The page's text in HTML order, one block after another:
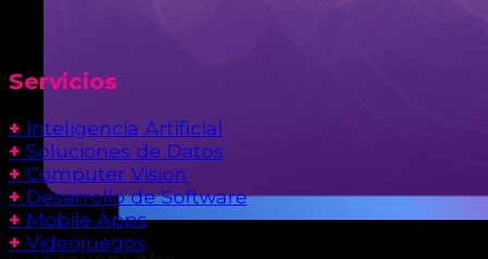
Servicios
+ Inteligencia Artificial
+ Soluciones de Datos
+ Computer Vision
+ Desarrollo de Software
+ Mobile Apps
+ Videojuegos